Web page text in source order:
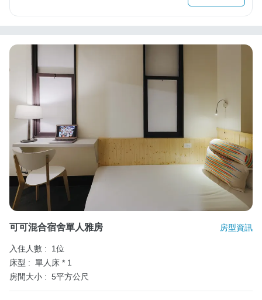
可可混合宿舍單人雅房 房型資訊
入住人數 :
1位
床型 : 單人床 * 1
房間大小 : 5平方公尺